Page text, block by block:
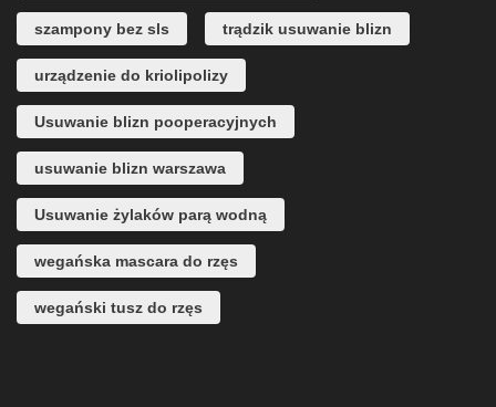
szampony bez sls trądzik usuwanie blizn
urządzenie do kriolipolizy
Usuwanie blizn pooperacyjnych
usuwanie blizn warszawa
Usuwanie żylaków parą wodną
wegańska mascara do rzęs
wegański tusz do rzęs